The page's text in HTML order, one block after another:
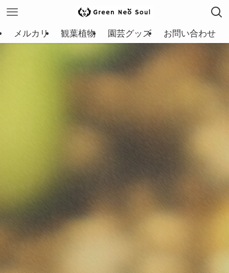
メルカリ 観葉植物 園芸グッズ お問い合わせ